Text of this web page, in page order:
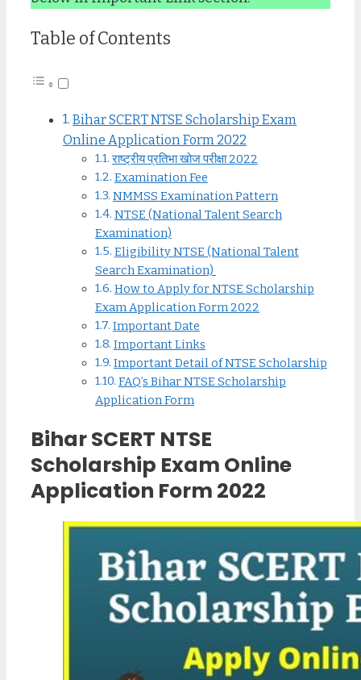
Table of Contents
Bihar SCERT NTSE Scholarship Exam
Online Application Form 2022
राष्ट्रीय प्रतिभा खोज परीक्षा 2022
Examination Fee
NMMSS Examination Pattern
NTSE (National Talent Search
Examination)
Eligibility NTSE (National Talent
Search Examination)
How to Apply for NTSE Scholarship
Exam Application Form 2022
Important Date
Important Links
Important Detail of NTSE Scholarship
FAQ’s Bihar NTSE Scholarship
Application Form
Bihar SCERT NTSE
Scholarship Exam Online
Application Form 2022